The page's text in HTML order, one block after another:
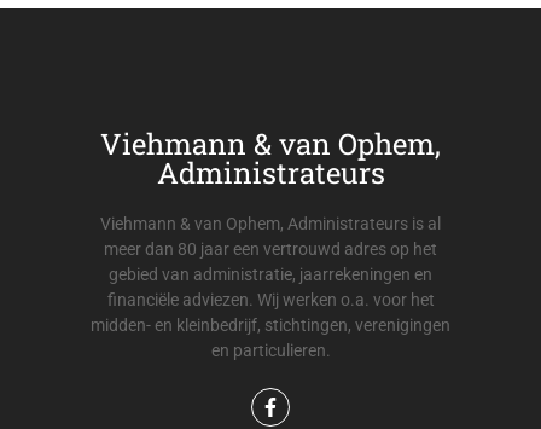
Viehmann & van Ophem,
Administrateurs
Viehmann & van Ophem, Administrateurs is al
meer dan 80 jaar een vertrouwd adres op het
gebied van administratie, jaarrekeningen en
financiële adviezen. Wij werken o.a. voor het
midden- en kleinbedrijf, stichtingen, verenigingen
en particulieren.